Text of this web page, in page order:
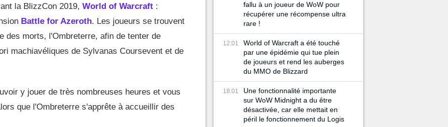
la BlizzCon 2019, World of Warcraft :
Battle for Azeroth. Les joueurs se trouvent
des morts, l'Ombreterre, afin de tenter de
machiavéliques de Sylvanas Coursevent et de
y jouer de très nombreuses heures et vous
que l'Ombreterre s'apprête à accueillir des
fallu à un joueur de WoW pour
récupérer une récompense ultra
rare !
12:01
World of Warcraft a été touché
par une épidémie qui tue plein
de joueurs et rend les auberges
du MMO de Blizzard
18:01
Une fonctionnalité importante
sur WoW Midnight a du être
désactivée, car elle mettait en
péril le fonctionnement du Logis